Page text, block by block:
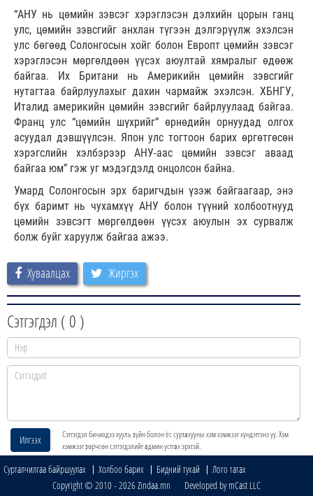
“АНУ нь цөмийн зэвсэг хэрэглэсэн дэлхийн цорын ганц
улс, цөмийн зэвсгийг анхлан түгээн дэлгэрүүлж эхэлсэн
улс бөгөөд Солонгосын хойг болон Европт цөмийн зэвсэг
хэрэглэсэн мөргөлдөөн үүсэх аюултай хямралыг өдөөж
байгаа. Их Британи нь Америкийн цөмийн зэвсгийг
нутагтаа байрлуулахыг дахин чармайж эхэлсэн. ХБНГУ,
Италид америкийн цөмийн зэвсгийг байрлуулаад байгаа.
Франц улс “цөмийн шүхрийг” өрнөдийн орнуудад олгох
асуудал дэвшүүлсэн. Япон улс тогтоон барих өргөтгөсөн
хэрэгслийн хэлбэрээр АНУ-аас цөмийн зэвсэг аваад
байгаа юм” гэж уг мэдэгдэлд онцолсон байна.
Умард Солонгосын эрх баригчдын үзэж байгаагаар, энэ
бүх баримт нь чухамхүү АНУ болон түүний холбоотнууд
цөмийн зэвсэгт мөргөлдөөн үүсэх аюулын эх сурвалж
болж буйг харуулж байгаа ажээ.
Хуваалцах Жиргэх
Сэтгэгдэл ( 0 )
Илгээх
Сэтгэгдэл бичихдээ хууль зүйн болон ёс суртахууны хэм хэмжээг хүндэтгэнэ үү. Хэм
хэмжээг зөрчсөн сэтгэгдэлийг админ устгах эрхтэй.
Сурталчилгаа байршуулах Холбоо барих Бидний тухай
Лого татах
Copyright © 2010 - 2026 Zindaa.mn Developed by mCast LLC